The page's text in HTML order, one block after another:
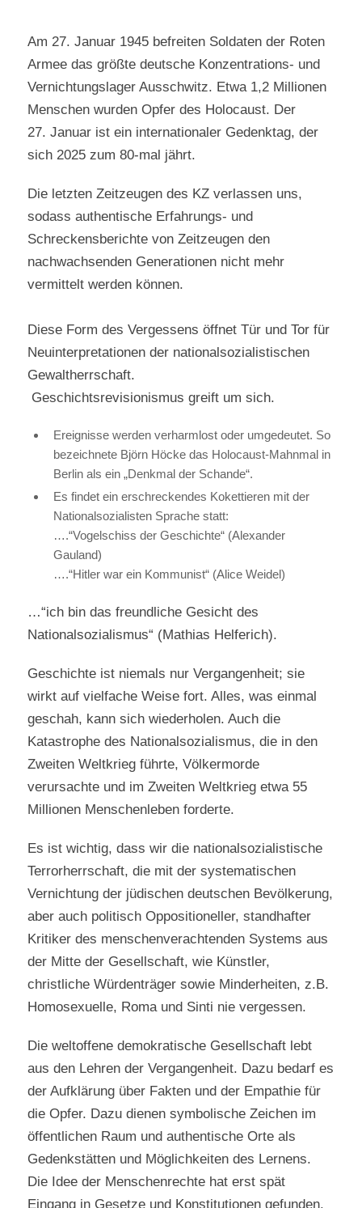
Am 27. Januar 1945 befreiten Soldaten der Roten
Armee das größte deutsche Konzentrations- und
Vernichtungslager Ausschwitz. Etwa 1,2 Millionen
Menschen wurden Opfer des Holocaust. Der
27. Januar ist ein internationaler Gedenktag, der
sich 2025 zum 80-mal jährt.
Die letzten Zeitzeugen des KZ verlassen uns,
sodass authentische Erfahrungs- und
Schreckensberichte von Zeitzeugen den
nachwachsenden Generationen nicht mehr
vermittelt werden können.
Diese Form des Vergessens öffnet Tür und Tor für
Neuinterpretationen der nationalsozialistischen
Gewaltherrschaft.
Geschichtsrevisionismus greift um sich.
Ereignisse werden verharmlost oder umgedeutet. So
bezeichnete Björn Höcke das Holocaust-Mahnmal in
Berlin als ein „Denkmal der Schande“.
Es findet ein erschreckendes Kokettieren mit der
Nationalsozialisten Sprache statt:
….“Vogelschiss der Geschichte“ (Alexander
Gauland)
….“Hitler war ein Kommunist“ (Alice Weidel)
…“ich bin das freundliche Gesicht des
Nationalsozialismus“ (Mathias Helferich).
Geschichte ist niemals nur Vergangenheit; sie
wirkt auf vielfache Weise fort. Alles, was einmal
geschah, kann sich wiederholen. Auch die
Katastrophe des Nationalsozialismus, die in den
Zweiten Weltkrieg führte, Völkermorde
verursachte und im Zweiten Weltkrieg etwa 55
Millionen Menschenleben forderte.
Es ist wichtig, dass wir die nationalsozialistische
Terrorherrschaft, die mit der systematischen
Vernichtung der jüdischen deutschen Bevölkerung,
aber auch politisch Oppositioneller, standhafter
Kritiker des menschenverachtenden Systems aus
der Mitte der Gesellschaft, wie Künstler,
christliche Würdenträger sowie Minderheiten, z.B.
Homosexuelle, Roma und Sinti nie vergessen.
Die weltoffene demokratische Gesellschaft lebt
aus den Lehren der Vergangenheit. Dazu bedarf es
der Aufklärung über Fakten und der Empathie für
die Opfer. Dazu dienen symbolische Zeichen im
öffentlichen Raum und authentische Orte als
Gedenkstätten und Möglichkeiten des Lernens.
Die Idee der Menschenrechte hat erst spät
Eingang in Gesetze und Konstitutionen gefunden.